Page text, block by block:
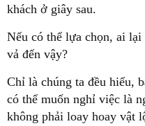
khách ở giây sau.
Nếu có thể lựa chọn, ai
vả đến vậy?
Chỉ là chúng ta đều hiểu,
có thể muốn nghỉ việc là
không phải loay hoay vật